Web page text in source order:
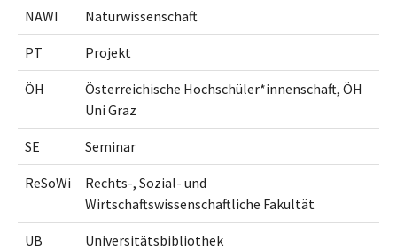
NAWI Naturwissenschaft
PT Projekt
ÖH
Österreichische Hochschüler*innenschaft, ÖH
Uni Graz
SE Seminar
ReSoWi
Rechts-, Sozial- und
Wirtschaftswissenschaftliche Fakultät
UB Universitätsbibliothek